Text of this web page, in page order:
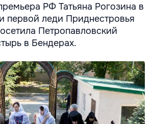
РФ Татьяна Рогозина в
первой леди Приднестровья
Петропавловский
в Бендерах.